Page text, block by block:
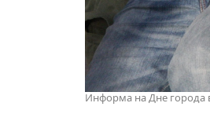
Информа на Дне города